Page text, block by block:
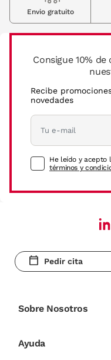
Consigue 10%
Recibe
novedades
He leído y acepto
términos y
Envio gratuito
Pedir cita
Sobre Nosotros
Ayuda